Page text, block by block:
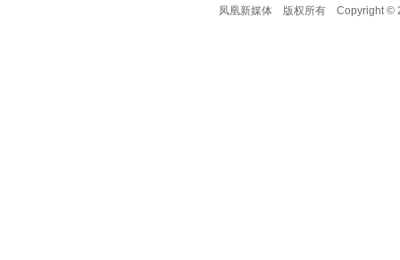
凤凰新媒体
版权所有 Copyright ©